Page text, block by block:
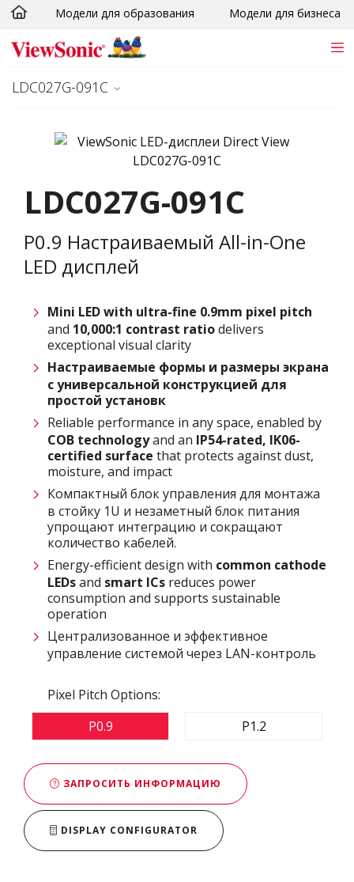
Skip to main content
Модели для образования Модели для бизнеса
LDC027G-091C
LDC027G-091C
P0.9 Настраиваемый All-in-One
LED дисплей
Mini LED with ultra-fine 0.9mm pixel pitch
and 10,000:1 contrast ratiodelivers
exceptional visual clarity
Настраиваемые формы и размеры экрана
с универсальной конструкцией для
простой установк
Reliable performance in any space, enabled by
COB technologyand an IP54-rated, IK06-
certified surface that protects against dust,
moisture, and impact
Компактный блок управления для монтажа
в стойку 1U и незаметный блок питания
упрощают интеграцию и сокращают
количество кабелей.
Energy-efficient design with common cathode
LEDsand smart ICs reduces power
consumption and supports sustainable
operation
Централизованное и эффективное
управление системой через LAN-контроль​​​​​​​
Pixel Pitch Options:
P0.9
P1.2
ЗАПРОСИТЬ ИНФОРМАЦИЮ
DISPLAY CONFIGURATOR